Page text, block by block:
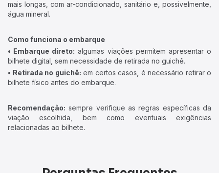
mais longas, com ar-condicionado, sanitário e, possivelmente,
água mineral.
Como funciona o embarque
• Embarque direto: algumas viações permitem apresentar o
bilhete digital, sem necessidade de retirada no guichê.
• Retirada no guichê: em certos casos, é necessário retirar o
bilhete físico antes do embarque.
Recomendação: sempre verifique as regras específicas da
viação escolhida, bem como eventuais exigências
relacionadas ao bilhete.